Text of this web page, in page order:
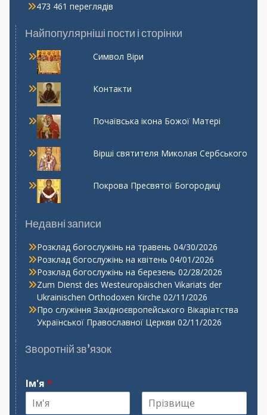
473 461 переглядів
Найпопулярніші пости і сторінки
Символ Віри
Контакти
Почаївська ікона Божої Матері
Вірші святителя Миколая Сербського
Покрова Пресвятої Богородиці
Недавні записи
Розклад богослужінь на травень 04/30/2026
Розклад богослужінь на квітень 04/01/2026
Розклад богослужінь на березень 02/28/2026
Zum Dienst des Westeuropäischen Vikariats der
Ukrainischen Orthodoxen Kirche 02/11/2026
Про служіння Західноєвропейського Вікаріатства
Української Православної Церкви 02/11/2026
Зворотній зв’язок
Ім'я *